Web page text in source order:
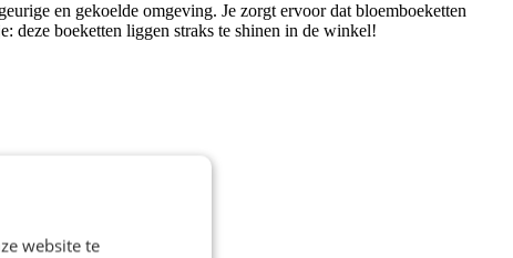
en gekoelde omgeving. Je zorgt ervoor dat bloemboeketten
deze boeketten liggen straks te shinen in de winkel!
website te